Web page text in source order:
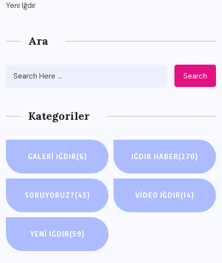
Yeni Iğdır
Ara
Search
Kategoriler
GALERI IĞDIR(6) IĞDIR HABER(270)
SORUYORUZ?(45) VIDEO IĞDIR(14)
YENI IĞDIR(59)